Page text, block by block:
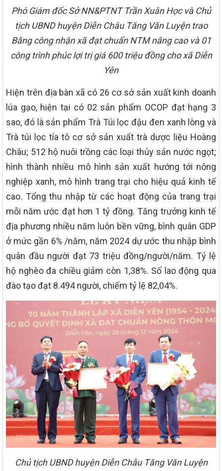
Phó Giám đốc Sở NN&PTNT Trần Xuân Học và Chủ
tịch UBND huyện Diễn Châu Tăng Văn Luyện trao
Bằng công nhận xã đạt chuẩn NTM nâng cao và 01
công trình phúc lợi trị giá 600 triệu đồng cho xã Diễn
Yên
Hiện trên địa bàn xã có 26 cơ sở sản xuất kinh doanh
lúa gạo, hiện tại có 02 sản phẩm OCOP đạt hạng 3
sao, đó là sản phẩm Trà Túi lọc đậu đen xanh lòng và
Trà túi lọc tía tô cơ sở sản xuất trà dược liệu Hoàng
Châu; 512 hộ nuôi trồng các loại thủy sản nước ngọt;
hình thành nhiều mô hình sản xuất hướng tới nông
nghiệp xanh, mô hình trang trại cho hiệu quả kinh tế
cao. Tổng thu nhập từ các hoạt động của trang trại
mỗi năm ước đạt hơn 1 tỷ đồng. Tăng trưởng kinh tế
địa phương nhiều năm luôn bền vững, bình quân GDP
ở mức gần 6% /năm, năm 2024 dự ước thu nhập bình
quân đầu người đạt 73 triệu đồng/người/năm. Tỷ lệ
hộ nghèo đa chiều giảm còn 1,38%. Số lao động qua
đào tạo đạt 8.494 người, chiếm tỷ lệ 82,04%.
Chủ tịch UBND huyện Diễn Châu Tăng Văn Luyện